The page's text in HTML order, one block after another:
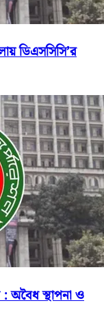
ডিএসসিসি’র
: অবৈধ স্থাপনা ও